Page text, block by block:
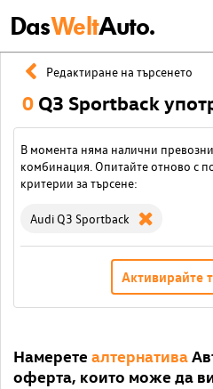
DasWeltAuto.
Редактиране на търсенето
0 Q3 Sportback
В момента няма налични
комбинация. Опитайте отново с
критерии за търсене:
Audi Q3 Sportback
Активирайте
Намерете алтернатива
оферта, които може да